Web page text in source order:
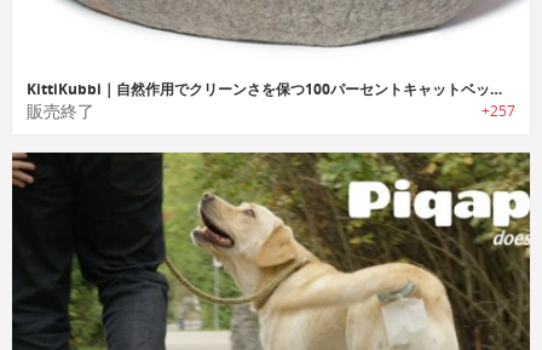
KittiKubbi｜自然作用でクリーンさを保つ100パーセントキャットベッド「キティークッビ」
販売終了 +257